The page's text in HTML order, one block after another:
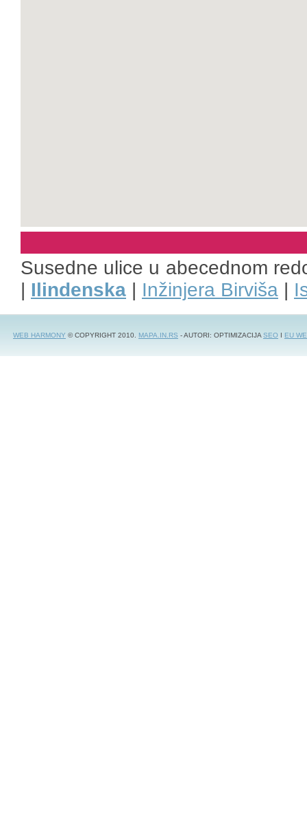
Susedne ulice u abecednom
| Ilindenska | Inžinjera Birviša |
WEB HARMONY © COPYRIGHT 2010. MAPA.IN.RS - AUTORI: OPTIMIZACIJASEO I EU